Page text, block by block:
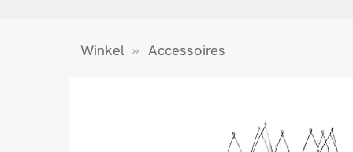
Winkel » Accessoires